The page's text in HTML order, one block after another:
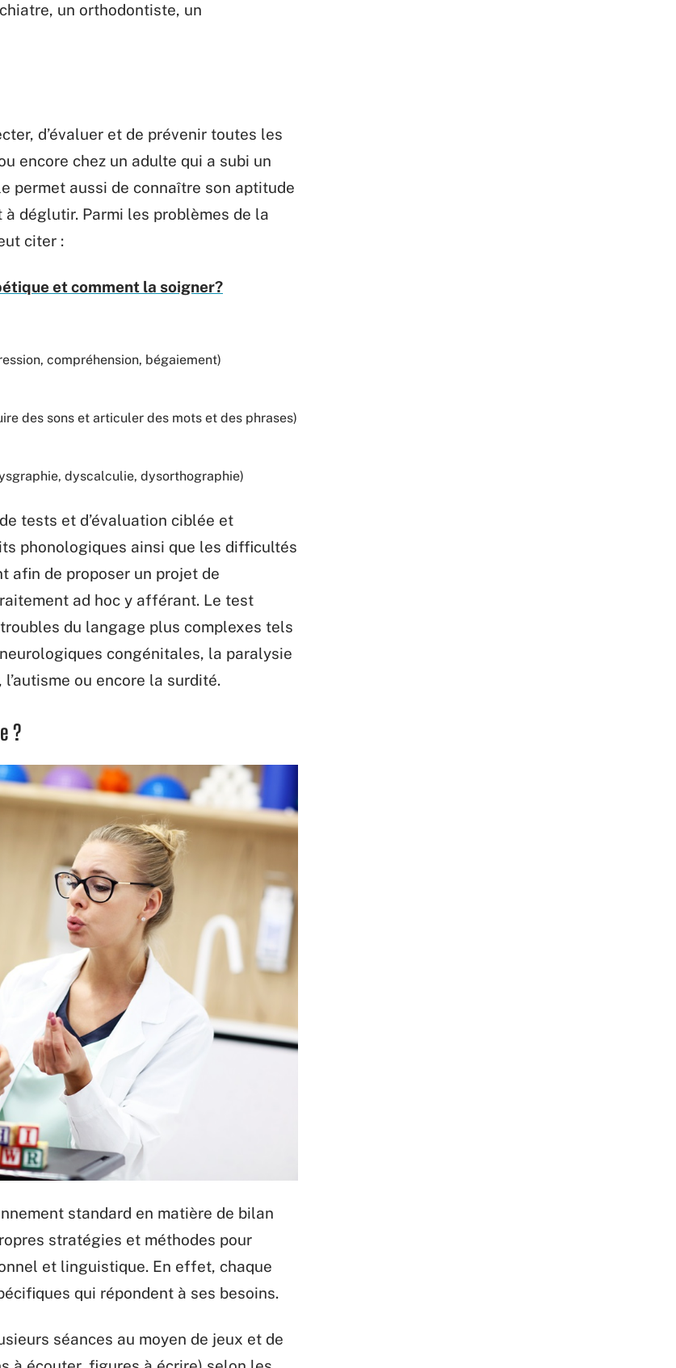
un orthodontiste, un
d’évaluer et de prévenir toutes les
encore chez un adulte qui a subi un
permet aussi de connaître son aptitude
déglutir. Parmi les problèmes de la
citer :
et comment la soigner?
compréhension, bégaiement)
des sons et articuler des mots et des phrases)
dyscalculie, dysorthographie)
tests et d’évaluation ciblée et
phonologiques ainsi que les difficultés
afin de proposer un projet de
ad hoc y afférant. Le test
du langage plus complexes tels
congénitales, la paralysie
ou encore la surdité.
?
standard en matière de bilan
stratégies et méthodes pour
et linguistique. En effet, chaque
qui répondent à ses besoins.
séances au moyen de jeux et de